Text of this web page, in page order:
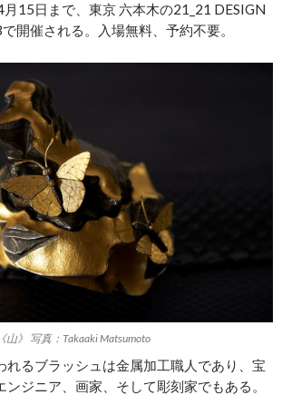
15日まで、東京 六本木の21_21 DESIGN
開催される。入場無料、予約不要。
》 写真：Takaaki Matsumoto
るブラッシュは金属加工職人であり、宝
ジニア、画家、そして彫刻家でもある。